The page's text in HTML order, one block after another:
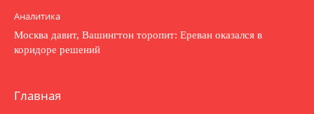
Аналитика
Москва давит, Вашингтон торопит: Ереван оказался в
коридоре решений
Главная